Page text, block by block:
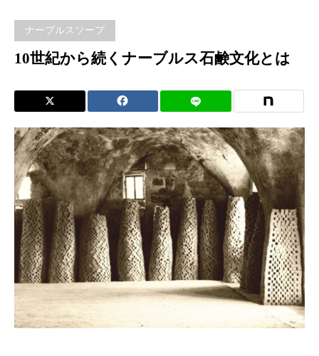
鹸文
化と
ナーブルスソープ
10世紀から続くナーブルス石鹸文化とは